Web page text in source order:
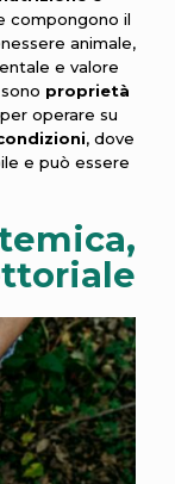
compongono il
animale,
e valore
proprietà
operare su
, dove
e può essere